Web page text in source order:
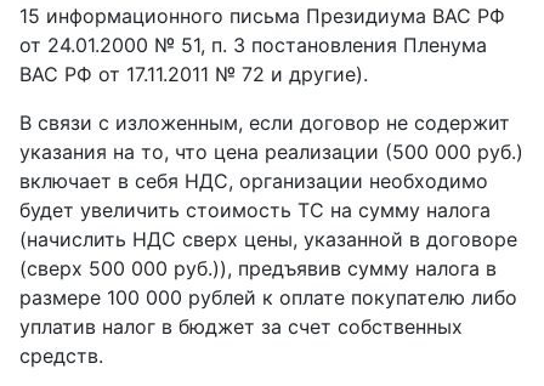
15 информационного письма Президиума ВАС РФ
от 24.01.2000 № 51, п. 3 постановления Пленума
ВАС РФ от 17.11.2011 № 72 и другие).
В связи с изложенным, если договор не содержит
указания на то, что цена реализации (500 000 руб.)
включает в себя НДС, организации необходимо
будет увеличить стоимость ТС на сумму налога
(начислить НДС сверх цены, указанной в договоре
(сверх 500 000 руб.)), предъявив сумму налога в
размере 100 000 рублей к оплате покупателю либо
уплатив налог в бюджет за счет собственных
средств.